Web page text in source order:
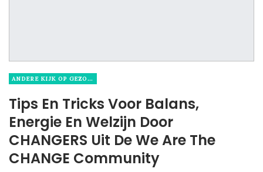
ANDERE KIJK OP GEZONDHEID
Tips En Tricks Voor Balans,
Energie En Welzijn Door
CHANGERS Uit De We Are The
CHANGE Community